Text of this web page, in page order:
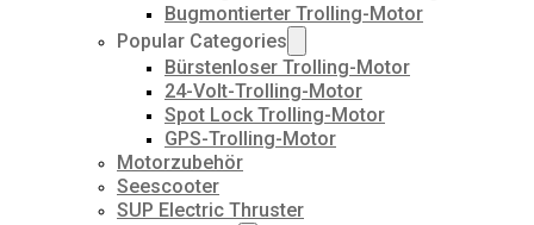
Bugmontierter Trolling-Motor
Popular Categories
Bürstenloser Trolling-Motor
24-Volt-Trolling-Motor
Spot Lock Trolling-Motor
GPS-Trolling-Motor
Motorzubehör
Seescooter
SUP Electric Thruster